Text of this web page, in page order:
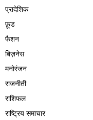
प्रादेशिक
फ़ूड
फैशन
बिज़नेस
मनोरंजन
राजनीती
राशिफल
राष्ट्रिय समाचार